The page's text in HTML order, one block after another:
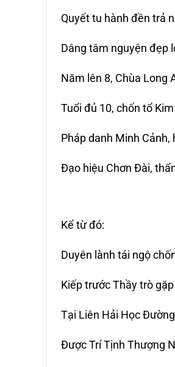
Quyết tu hành đền trả
Dâng tâm nguyện đẹp
Năm lên 8, Chùa Long
Tuổi đủ 10, chốn tổ
Pháp danh Minh
Đạo hiệu Chơn Đài,
Kể từ đó:
Duyên lành tái ngộ
Kiếp trước Thầy trò
Tại Liên Hải Học Đường
Được Trí Tịnh Thượng